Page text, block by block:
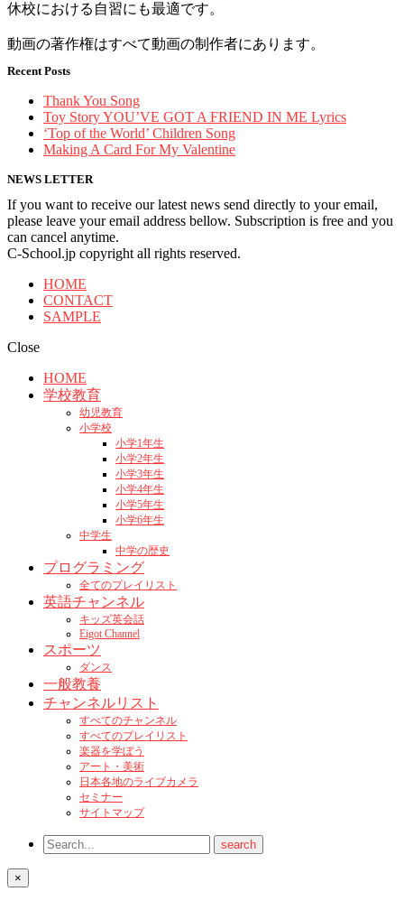
休校における自習にも最適です。
動画の著作権はすべて動画の制作者にあります。
Recent Posts
Thank You Song
Toy Story YOU’VE GOT A FRIEND IN ME Lyrics
‘Top of the World’ Children Song
Making A Card For My Valentine
NEWS LETTER
If you want to receive our latest news send directly to your email,
please leave your email address bellow. Subscription is free and you
can cancel anytime.
C-School.jp copyright all rights reserved.
HOME
CONTACT
SAMPLE
Close
HOME
学校教育
幼児教育
小学校
小学1年生
小学2年生
小学3年生
小学4年生
小学5年生
小学6年生
中学生
中学の歴史
プログラミング
全てのプレイリスト
英語チャンネル
キッズ英会話
Eigot Channel
スポーツ
ダンス
一般教養
チャンネルリスト
すべてのチャンネル
すべてのプレイリスト
楽器を学ぼう
アート・美術
日本各地のライブカメラ
セミナー
サイトマップ
×